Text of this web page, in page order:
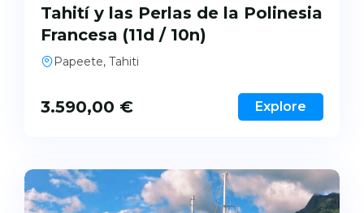
Tahití y las Perlas de la Polinesia
Francesa (11d / 10n)
Papeete, Tahiti
3.590,00 € Explore